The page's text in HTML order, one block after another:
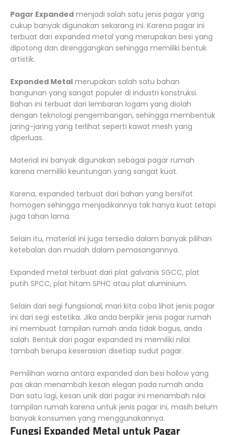
Pagar Expanded menjadi salah satu jenis pagar yang
cukup banyak digunakan sekarang ini. Karena pagar ini
terbuat dari expanded metal yang merupakan besi yang
dipotong dan direnggangkan sehingga memiliki bentuk
artistik.
Expanded Metal merupakan salah satu bahan
bangunan yang sangat populer di industri konstruksi.
Bahan ini terbuat dari lembaran logam yang diolah
dengan teknologi pengembangan, sehingga membentuk
jaring-jaring yang terlihat seperti kawat mesh yang
diperluas.
Material ini banyak digunakan sebagai pagar rumah
karena memiliki keuntungan yang sangat kuat.
Karena, expanded terbuat dari bahan yang bersifat
homogen sehingga menjadikannya tak hanya kuat tetapi
juga tahan lama.
Selain itu, material ini juga tersedia dalam banyak pilihan
ketebalan dan mudah dalam pemasangannya.
Expanded metal terbuat dari plat galvanis SGCC, plat
putih SPCC, plat hitam SPHC atau plat aluminium.
Selain dari segi fungsional, mari kita coba lihat jenis pagar
ini dari segi estetika. Jika anda berpikir jenis pagar rumah
ini membuat tampilan rumah anda tidak bagus, anda
salah. Bentuk dari pagar expanded ini memiliki nilai
tambah berupa keserasian disetiap sudut pagar.
Pemilihan warna antara expanded dan besi hollow yang
pas akan menambah kesan elegan pada rumah anda.
Dan satu lagi, kesan unik dari pagar ini menambah nilai
tampilan rumah karena untuk jenis pagar ini, masih belum
banyak konsumen yang menggunakannya.
Fungsi Expanded Metal untuk Pagar